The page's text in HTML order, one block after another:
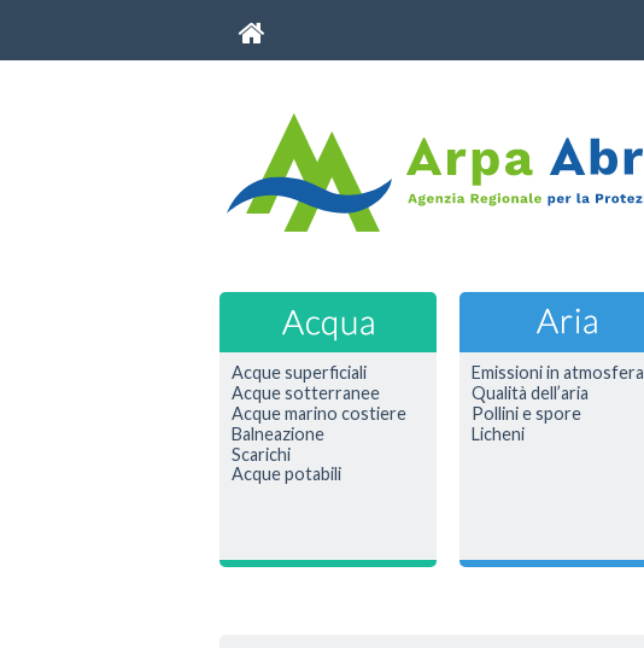
Acque superficiali
Acque sotterranee
Acque marino costiere
Balneazione
Scarichi
Acque potabili
Emissioni in atmosfera
Qualità dell’aria
Pollini e spore
Licheni